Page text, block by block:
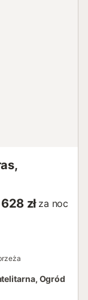
628 zł za noc
Ogród